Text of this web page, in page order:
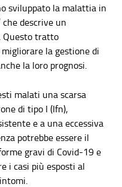
sviluppato la malattia in
descrive un
Questo tratto
la gestione di
la loro prognosi.
malati una scarsa
di tipo I (Ifn),
e a una eccessiva
potrebbe essere il
gravi di Covid-19 e
i casi più esposti al